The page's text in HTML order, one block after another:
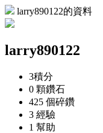
larry890122的資料
larry890122
3積分
0 顆鑽石
425 個碎鑽
3 經驗
1 幫助